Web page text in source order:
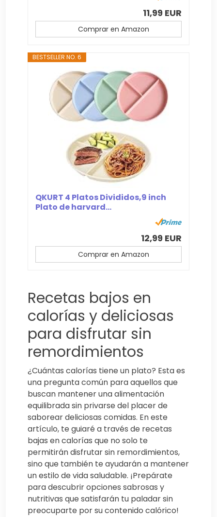
11,99 EUR
Comprar en Amazon
BESTSELLER NO. 6
QKURT 4 Platos Divididos,9 inch
Plato de harvard...
12,99 EUR
Comprar en Amazon
Recetas bajos en
calorías y deliciosas
para disfrutar sin
remordimientos
¿Cuántas calorías tiene un plato? Esta es
una pregunta común para aquellos que
buscan mantener una alimentación
equilibrada sin privarse del placer de
saborear deliciosas comidas. En este
artículo, te guiaré a través de recetas
bajas en calorías que no solo te
permitirán disfrutar sin remordimientos,
sino que también te ayudarán a mantener
un estilo de vida saludable. ¡Prepárate
para descubrir opciones sabrosas y
nutritivas que satisfarán tu paladar sin
preocuparte por su contenido calórico!